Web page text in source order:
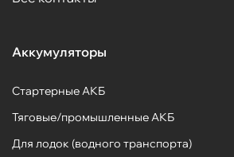
Аккумуляторы
Стартерные АКБ
Тяговые/промышленные АКБ
Для лодок (водного транспорта)